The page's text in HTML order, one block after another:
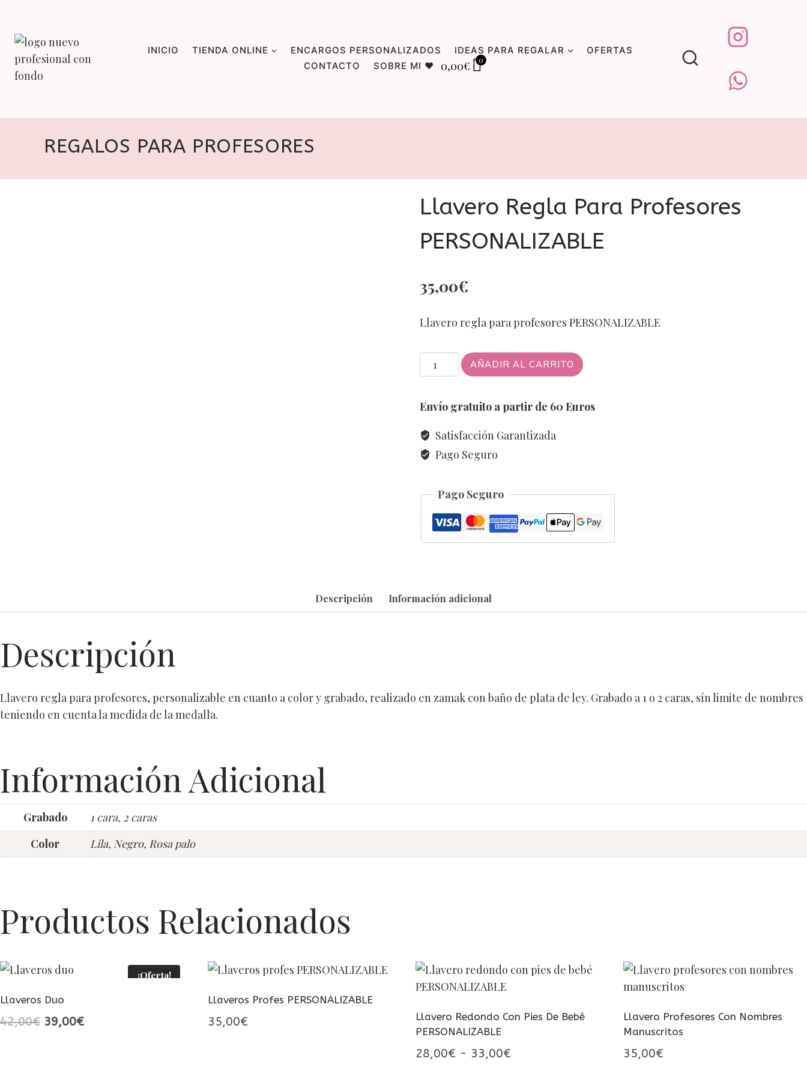
contenido
INICIO TIENDA ONLINE ENCARGOS PERSONALIZADOS IDEAS PARA REGALAR
OFERTAS
CONTACTO
SOBRE MI ♥ 0,00€ 0
REGALOS PARA PROFESORES
Llavero Regla Para Profesores
PERSONALIZABLE
35,00€
Llavero regla para profesores PERSONALIZABLE
Llavero
regla
profesores
PERSONALIZABLE
cantidad
AÑADIR AL CARRITO
Envío gratuito a partir de 60 Euros
Satisfacción Garantizada
Pago Seguro
Pago Seguro
Descripción Información adicional
Descripción
Llavero regla para profesores, personalizable en cuanto a color y grabado, realizado en zamak con baño de plata de ley. Grabado a 1 o 2 caras, sín limite de nombres
teniendo en cuenta la medida de la medalla.
Información Adicional
Grabado
1 cara, 2 caras
Color
Lila, Negro, Rosa palo
Productos Relacionados
¡Oferta!
Llaveros Duo
42,00€ El
39,00€El
Llaveros Profes PERSONALIZABLE
35,00€
Llavero Redondo Con Pies De Bebé
PERSONALIZABLE
28,00€ - 33,00€
Llavero Profesores Con Nombres
Manuscritos
35,00€